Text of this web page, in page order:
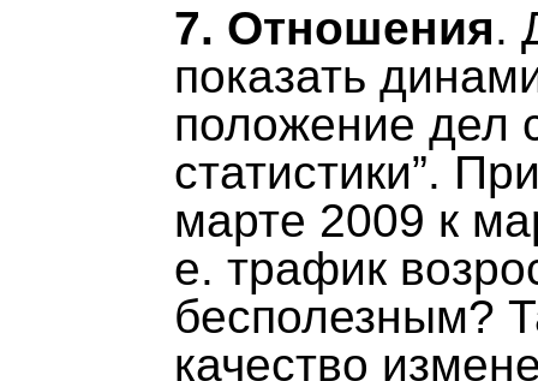
7. Отношения.
показать
положение дел
статистики”.
марте 2009 к
е. трафик
бесполезным?
качество